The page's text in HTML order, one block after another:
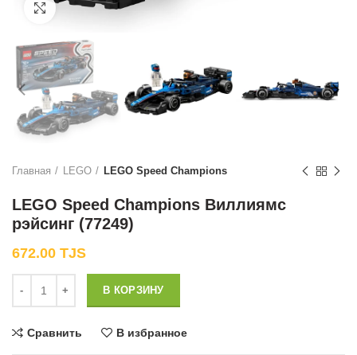
Нажмите, чтобы увеличить
Главная LEGO LEGO Speed Champions
LEGO Speed Champions Виллиямс
рэйсинг (77249)
672.00 TJS
В КОРЗИНУ
Сравнить В избранное